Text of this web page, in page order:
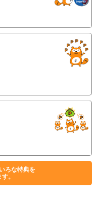
ろな特典を
。